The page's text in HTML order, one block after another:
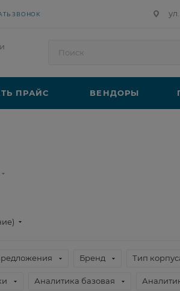
ЗВОНОК
ПРАЙС ВЕНДОРЫ
Бренд Тип
Аналитика базовая